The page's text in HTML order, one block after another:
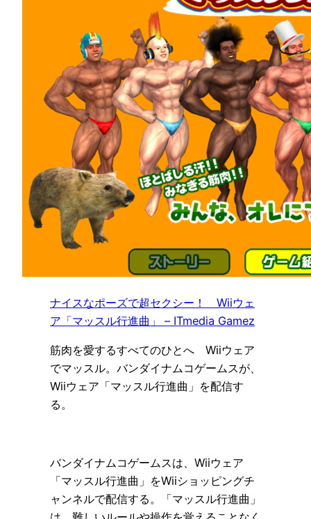
ナイスなポーズで超セクシー！ Wiiウェ
ア「マッスル行進曲」 – ITmedia Gamez
筋肉を愛するすべてのひとへ Wiiウェア
でマッスル。バンダイナムコゲームスが、
Wiiウェア「マッスル行進曲」を配信す
る。
バンダイナムコゲームスは、Wiiウェア
「マッスル行進曲」をWiiショッピングチ
ャンネルで配信する。「マッスル行進曲」